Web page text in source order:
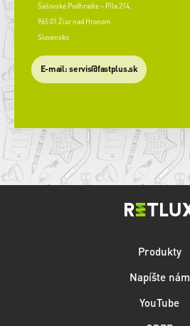
Šášovské Podhradie – Píla 214,
965 01 Žiar nad Hronom
Slovensko
​E-mail: servis@fastplus.sk
Produkty
Napíšte nám
YouTube